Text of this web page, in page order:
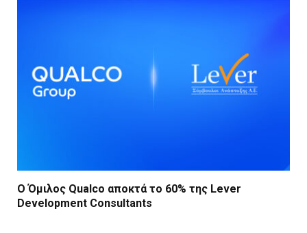
Ο Όμιλος Qualco αποκτά το 60% της Lever
Development Consultants